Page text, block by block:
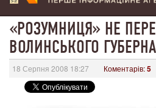
«РОЗУМНИЦЯ» НЕ
ВОЛИНСЬКОГО
18 Серпня 2008 18:27 Коментарів:5